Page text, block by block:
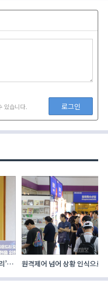
있습니다. 로그인
’로
원격제어 넘어 상황 인식으로,